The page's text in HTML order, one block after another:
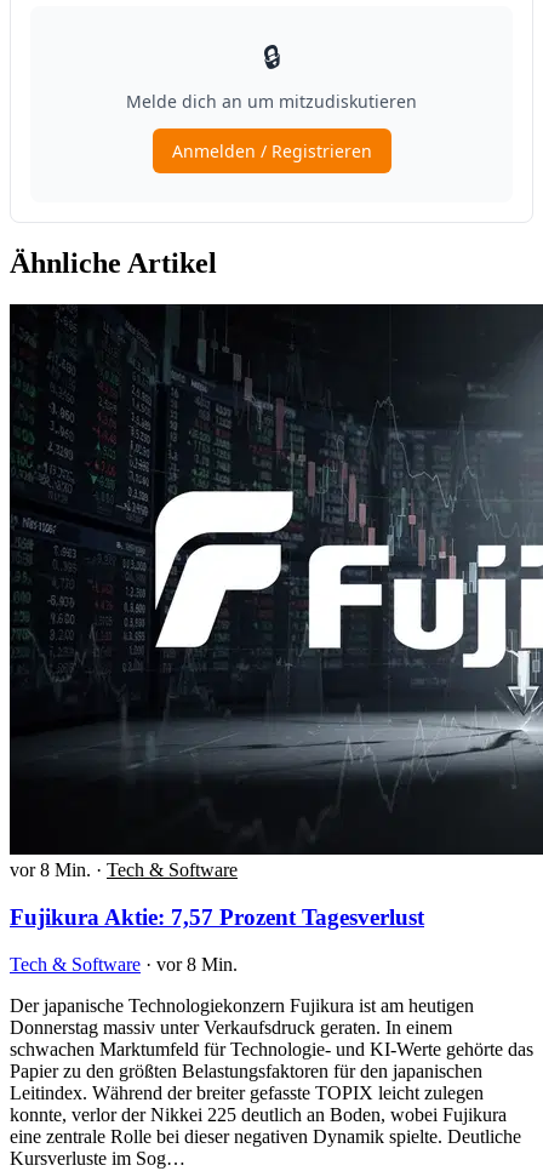
Ähnliche Artikel
vor 8 Min. · Tech & Software
Fujikura Aktie: 7,57 Prozent Tagesverlust
Tech & Software · vor 8 Min.
Der japanische Technologiekonzern Fujikura ist am heutigen
Donnerstag massiv unter Verkaufsdruck geraten. In einem
schwachen Marktumfeld für Technologie- und KI-Werte gehörte das
Papier zu den größten Belastungsfaktoren für den japanischen
Leitindex. Während der breiter gefasste TOPIX leicht zulegen
konnte, verlor der Nikkei 225 deutlich an Boden, wobei Fujikura
eine zentrale Rolle bei dieser negativen Dynamik spielte. Deutliche
Kursverluste im Sog…